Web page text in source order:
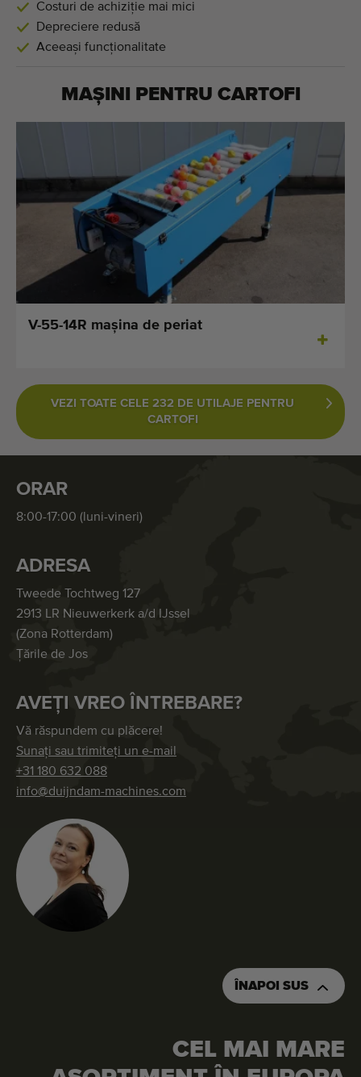
COMANDAȚI ACEASTĂ MAȘINĂ
Costuri de achiziție mai mici
Depreciere redusă
Aceeași funcționalitate
MAȘINI PENTRU CARTOFI
V-55-14R maşina de periat
VEZI TOATE CELE 232 DE UTILAJE PENTRU
CARTOFI
ORAR
8:00-17:00 (luni-vineri)
ADRESA
Tweede Tochtweg 127
2913 LR Nieuwerkerk a/d IJssel
(Zona Rotterdam)
Țările de Jos
AVEȚI VREO ÎNTREBARE?
Vă răspundem cu plăcere!
Sunați sau trimiteți un e-mail
+31 180 632 088
info@duijndam-machines.com
ÎNAPOI SUS
CEL MAI MARE